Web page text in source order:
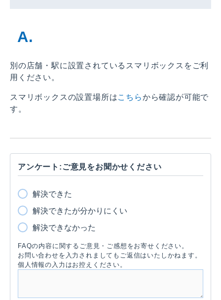
別の店舗・駅に設置されているスマリボックスをご利
用ください。
スマリボックスの設置場所はこちらから確認が可能で
す。
アンケート:ご意見をお聞かせください
解決できた
解決できたが分かりにくい
解決できなかった
FAQの内容に関するご意見・ご感想をお寄せください。
お問い合わせを入力されましてもご返信はいたしかねます。
個人情報の入力はお控えください。